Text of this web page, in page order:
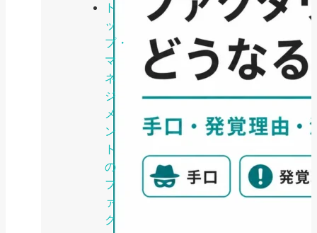
ト
ッ
プ・
マ
ネ
ジ
メ
ン
ト
の
フ
ァ
ク